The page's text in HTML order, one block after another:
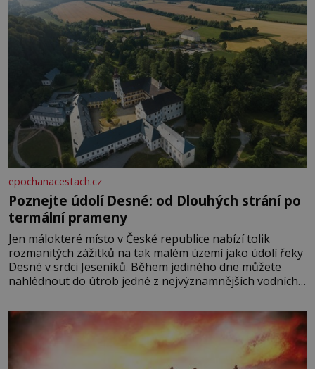
epochanacestach.cz
Poznejte údolí Desné: od Dlouhých strání po
termální prameny
Jen málokteré místo v České republice nabízí tolik
rozmanitých zážitků na tak malém území jako údolí řeky
Desné v srdci Jeseníků. Během jediného dne můžete
nahlédnout do útrob jedné z nejvýznamnějších vodních
se na koloběžce a den zakončit poznáváním památek ve
Velkých Losinách nebo v termálním